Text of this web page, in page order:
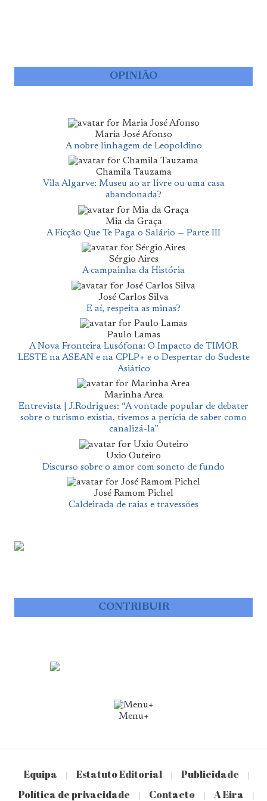
OPINIÃO
Maria José Afonso
A nobre linhagem de Leopoldino
Chamila Tauzama
Vila Algarve: Museu ao ar livre ou uma casa
abandonada?
Mia da Graça
A Ficção Que Te Paga o Salário — Parte III
Sérgio Aires
A campainha da História
José Carlos Silva
E aí, respeita as minas?
Paulo Lamas
A Nova Fronteira Lusófona: O Impacto de TIMOR
LESTE na ASEAN e na CPLP+ e o Despertar do Sudeste
Asiático
Marinha Area
Entrevista | J.Rodrigues: “A vontade popular de debater
sobre o turismo existia, tivemos a perícia de saber como
canalizá-la”
Uxio Outeiro
Discurso sobre o amor com soneto de fundo
José Ramom Pichel
Caldeirada de raias e travessões
CONTRIBUIR
Menu+
Equipa | Estatuto Editorial | Publicidade |
Política de privacidade | Contacto | A Eira |